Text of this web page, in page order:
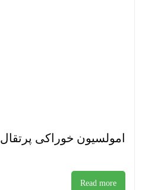
امولسیون خوراکی پرتقال
Read more